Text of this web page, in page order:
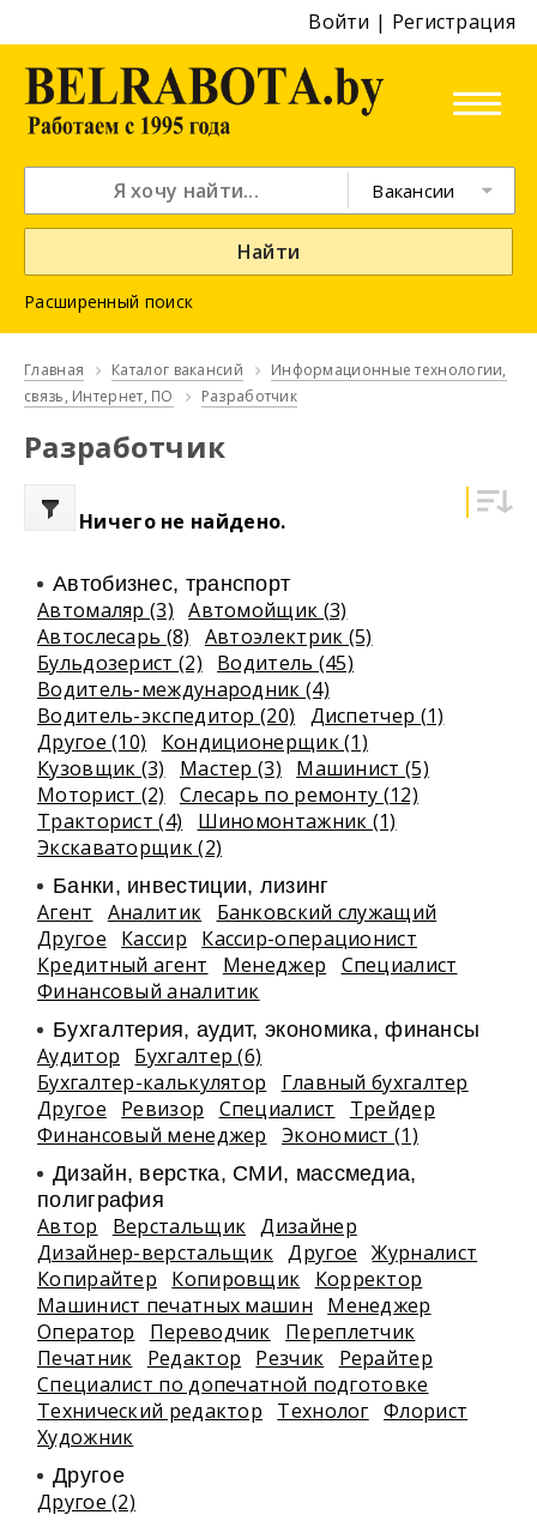
Войти | Регистрация
Вакансии
Найти
Расширенный поиск
Главная Каталог вакансий
Информационные технологии,
связь, Интернет, ПО
Разработчик
Разработчик
Ничего не найдено.
Автобизнес, транспорт
Автомаляр (3)
Автомойщик (3)
Автослесарь (8)
Автоэлектрик (5)
Бульдозерист (2)
Водитель (45)
Водитель-международник (4)
Водитель-экспедитор (20)
Диспетчер (1)
Другое (10)
Кондиционерщик (1)
Кузовщик (3)
Мастер (3)
Машинист (5)
Моторист (2)
Слесарь по ремонту (12)
Тракторист (4)
Шиномонтажник (1)
Экскаваторщик (2)
Банки, инвестиции, лизинг
Агент Аналитик
Банковский служащий
Другое
Кассир
Кассир-операционист
Кредитный агент
Менеджер
Специалист
Финансовый аналитик
Бухгалтерия, аудит, экономика, финансы
Аудитор
Бухгалтер (6)
Бухгалтер-калькулятор
Главный бухгалтер
Другое
Ревизор Специалист
Трейдер
Финансовый менеджер
Экономист (1)
Дизайн, верстка, СМИ, массмедиа,
полиграфия
Автор Верстальщик Дизайнер
Дизайнер-верстальщик Другое
Журналист
Копирайтер
Копировщик
Корректор
Машинист печатных машин
Менеджер
Оператор
Переводчик
Переплетчик
Печатник
Редактор Резчик
Рерайтер
Специалист по допечатной подготовке
Технический редактор
Технолог Флорист
Художник
Другое
Другое (2)